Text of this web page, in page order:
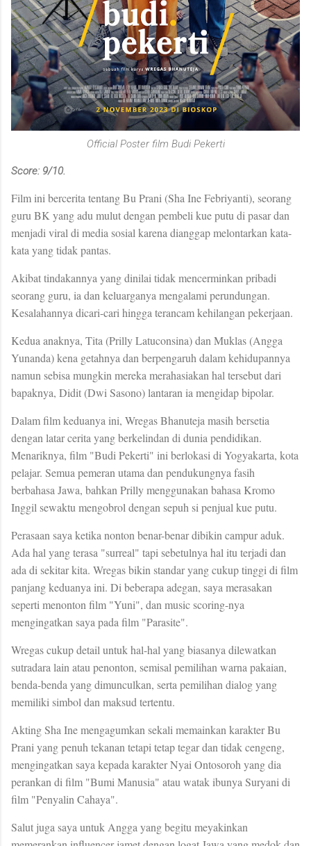
Official Poster film Budi Pekerti
Score: 9/10.
Film ini bercerita tentang Bu Prani (Sha Ine Febriyanti), seorang
guru BK yang adu mulut dengan pembeli kue putu di pasar dan
menjadi viral di media sosial karena dianggap melontarkan kata-
kata yang tidak pantas.
Akibat tindakannya yang dinilai tidak mencerminkan pribadi
seorang guru, ia dan keluarganya mengalami perundungan.
Kesalahannya dicari-cari hingga terancam kehilangan pekerjaan.
Kedua anaknya, Tita (Prilly Latuconsina) dan Muklas (Angga
Yunanda) kena getahnya dan berpengaruh dalam kehidupannya
namun sebisa mungkin mereka merahasiakan hal tersebut dari
bapaknya, Didit (Dwi Sasono) lantaran ia mengidap bipolar.
Dalam film keduanya ini, Wregas Bhanuteja masih bersetia
dengan latar cerita yang berkelindan di dunia pendidikan.
Menariknya, film "Budi Pekerti" ini berlokasi di Yogyakarta, kota
pelajar. Semua pemeran utama dan pendukungnya fasih
berbahasa Jawa, bahkan Prilly menggunakan bahasa Kromo
Inggil sewaktu mengobrol dengan sepuh si penjual kue putu.
Perasaan saya ketika nonton benar-benar dibikin campur aduk.
Ada hal yang terasa "surreal" tapi sebetulnya hal itu terjadi dan
ada di sekitar kita. Wregas bikin standar yang cukup tinggi di film
panjang keduanya ini. Di beberapa adegan, saya merasakan
seperti menonton film "Yuni", dan music scoring-nya
mengingatkan saya pada film "Parasite".
Wregas cukup detail untuk hal-hal yang biasanya dilewatkan
sutradara lain atau penonton, semisal pemilihan warna pakaian,
benda-benda yang dimunculkan, serta pemilihan dialog yang
memiliki simbol dan maksud tertentu.
Akting Sha Ine mengagumkan sekali memainkan karakter Bu
Prani yang penuh tekanan tetapi tetap tegar dan tidak cengeng,
mengingatkan saya kepada karakter Nyai Ontosoroh yang dia
perankan di film "Bumi Manusia" atau watak ibunya Suryani di
film "Penyalin Cahaya".
Salut juga saya untuk Angga yang begitu meyakinkan